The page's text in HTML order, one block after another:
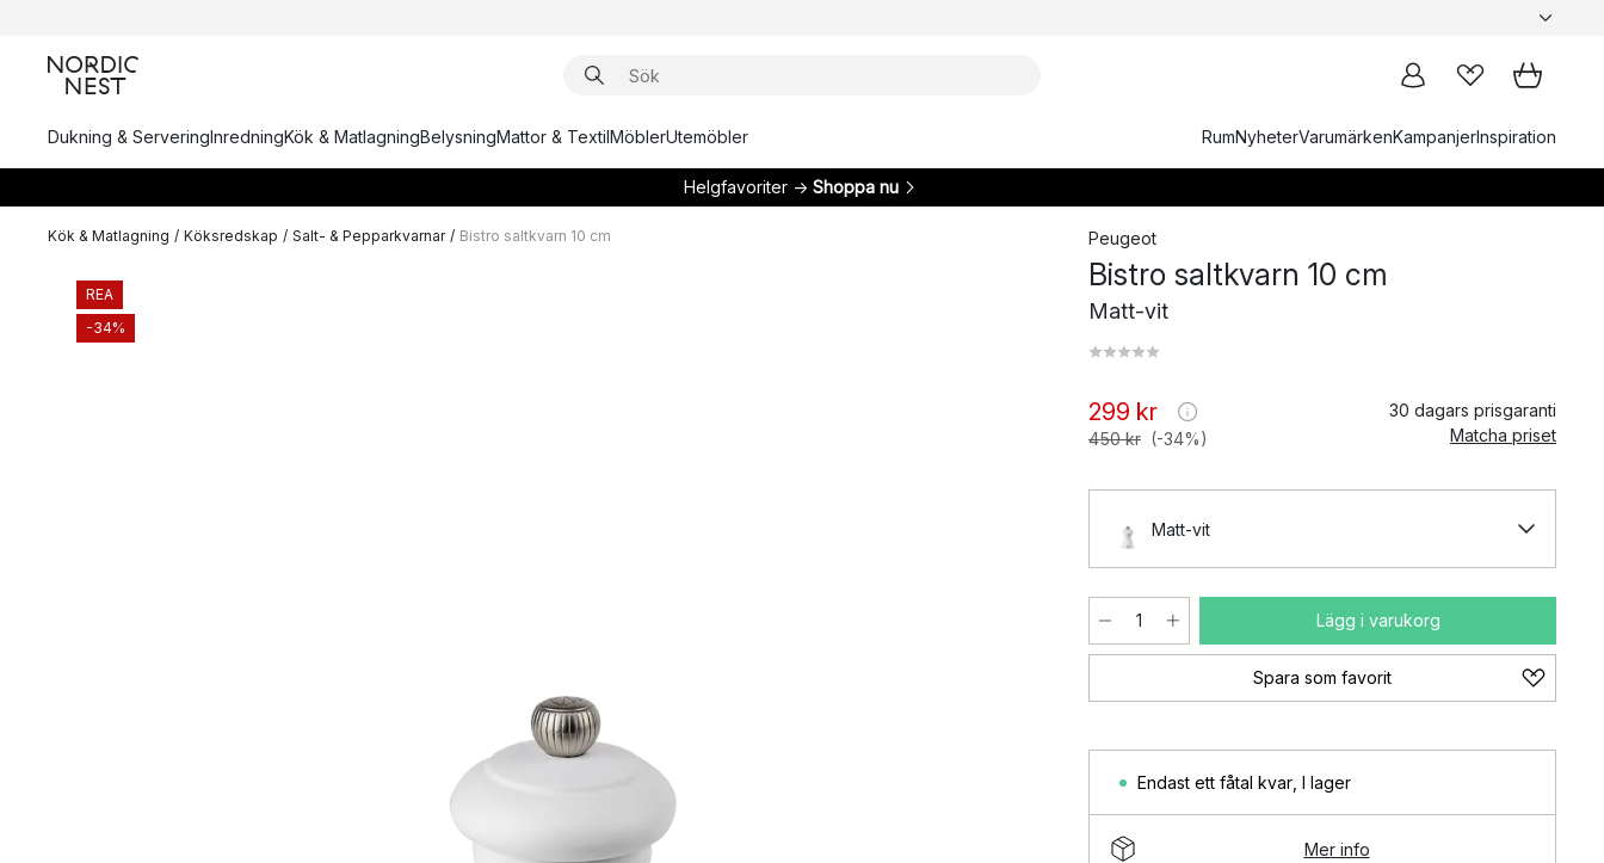
Dukning & ServeringInredningKök & MatlagningBelysningMattor & TextilMöblerUtemöbler RumNyheterVarumärkenKampanjerInspiration
Helgfavoriter → Shoppa nu
Kök & Matlagning / Köksredskap / Salt- & Pepparkvarnar / Bistro saltkvarn 10 cm
REA
-34%
Peugeot
Bistro saltkvarn 10 cm
Matt-vit
299 kr
450 kr (-34%)
30 dagars prisgaranti
Matcha priset
Matt-vit
Lägg i varukorg
Spara som favorit
Endast ett fåtal kvar I lager
Mer info